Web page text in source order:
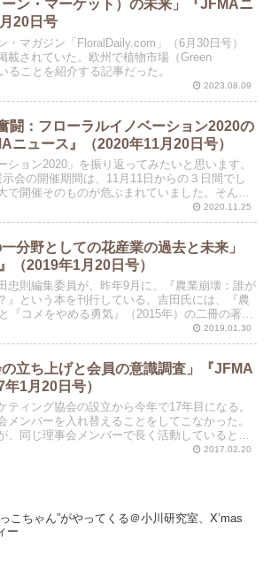
ーン・マーケット）の未来」『JFMAニ
20日号
・マガジン「FloralDaily.com」（6月30日号）
載されていた。欧州で植物市場（Green
ることを紹介する記事だった。
2023.08.09
闘：フローラルイノベーション2020の
ニュース』（2020年11月20日号）
ション2020」を振り返ってみたいと思います。
会の開催期間は、11月11日からの３日間でし
で開催そのものが危ぶまれていました。そんな
2020.11.25
分野としての花産業の過去と未来」
（2019年1月20日号）
忠則編集委員が、昨年9月に、『農業崩壊：誰が
』という本を刊行している。吉田氏には、『農
『コメをやめる勇気』（2015年）の二冊の著書
2019.01.30
の立ち上げと会員の意識調査」『JFMA
1月20日号）
ティング協会の設立から今年で17年目になる。
メンバーを入れ替えることをしてこなかった。
、同じ理事会メンバーで長く活動していると、
ィンワークになっていく。当初思い... 2017.02.20
こちゃん”がやってくる＠小川研究室、X’mas
ー